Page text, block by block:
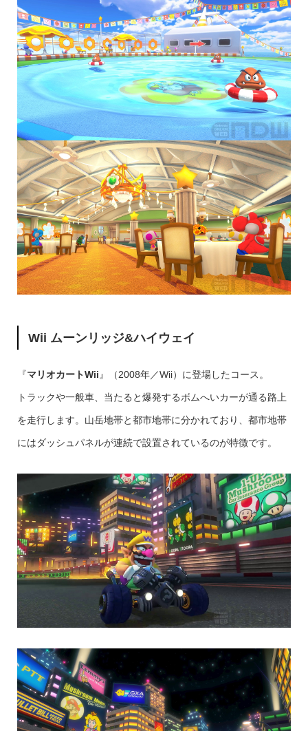
Wii ムーンリッジ&ハイウェイ
『マリオカートWii』（2008年／Wii）に登場したコース。
トラックや一般車、当たると爆発するボムへいカーが通る路上
を走行します。山岳地帯と都市地帯に分かれており、都市地帯
にはダッシュパネルが連続で設置されているのが特徴です。